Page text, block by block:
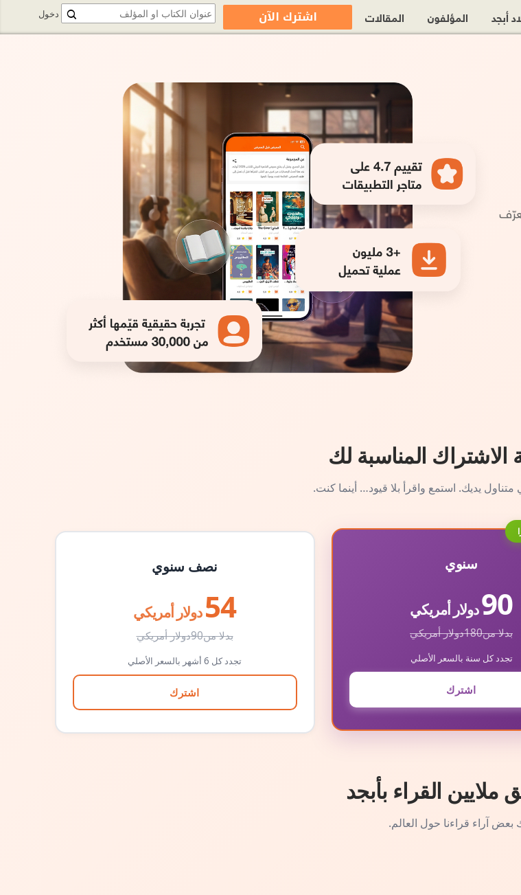
المناسبة لك
يديك. استمع واقرأ بلا قيود… أينما كنت.
سنوي
90دولار أمريكي
بدلا من180دولار أمريكي
تجدد كل سنة بالسعر الأصلي
اشترك
نصف سنوي
54 دولار أمريكي
بدلا من90دولار أمريكي
تجدد كل 6 أشهر بالسعر الأصلي
اشترك
ملايين القراء بأبجد
بعض آراء قراءنا حول العالم.
دخول أبجد المؤلفون المقالات اشترك الآن